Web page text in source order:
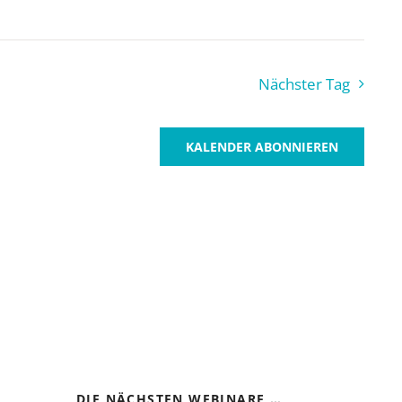
Nächster Tag
KALENDER ABONNIEREN
DIE NÄCHSTEN WEBINARE …